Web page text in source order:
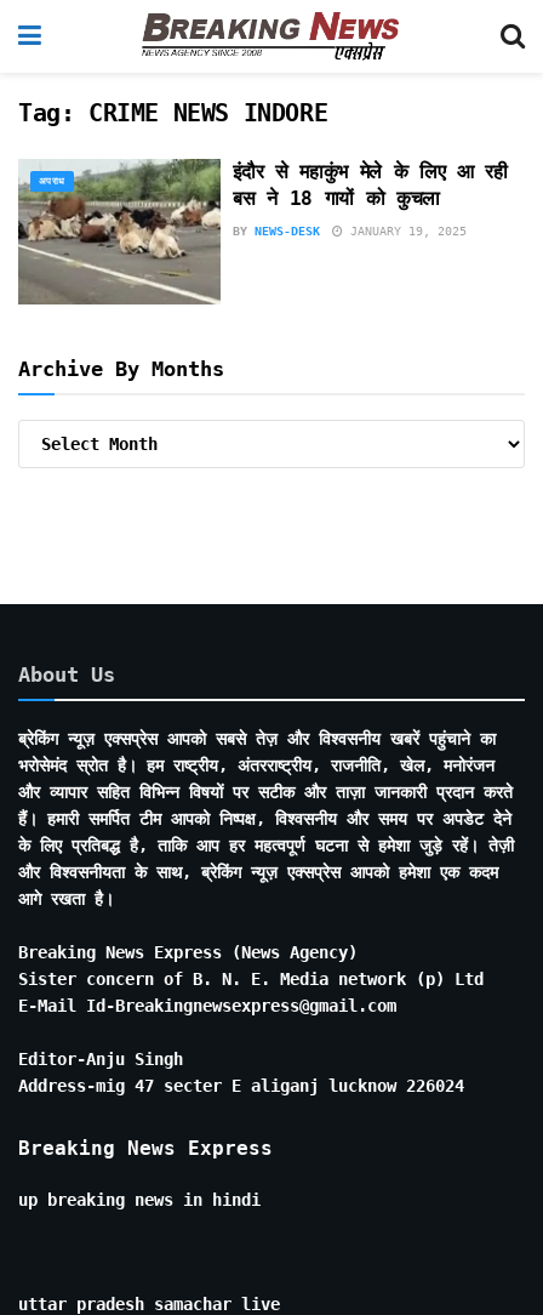
Tag: CRIME NEWS INDORE
अपराध
इंदौर से महाकुंभ मेले के लिए आ रही
बस ने 18 गायों को कुचला
BY NEWS-DESK JANUARY 19, 2025
Archive By Months
About Us
ब्रेकिंग न्यूज़ एक्सप्रेस आपको सबसे तेज़ और विश्वसनीय खबरें पहुंचाने का
भरोसेमंद स्रोत है। हम राष्ट्रीय, अंतरराष्ट्रीय, राजनीति, खेल, मनोरंजन
और व्यापार सहित विभिन्न विषयों पर सटीक और ताज़ा जानकारी प्रदान करते
हैं। हमारी समर्पित टीम आपको निष्पक्ष, विश्वसनीय और समय पर अपडेट देने
के लिए प्रतिबद्ध है, ताकि आप हर महत्वपूर्ण घटना से हमेशा जुड़े रहें। तेज़ी
और विश्वसनीयता के साथ, ब्रेकिंग न्यूज़ एक्सप्रेस आपको हमेशा एक कदम
आगे रखता है।
Breaking News Express (News Agency)
Sister concern of B. N. E. Media network (p) Ltd
E-Mail Id-Breakingnewsexpress@gmail.com
Editor-Anju Singh
Address-mig 47 secter E aliganj lucknow 226024
Breaking News Express
up breaking news in hindi
uttar pradesh samachar live